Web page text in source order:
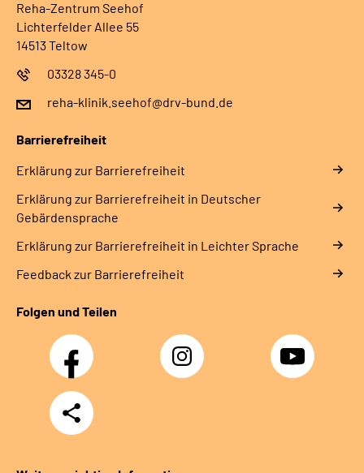
Reha-Zentrum Seehof
Lichterfelder Allee 55
14513 Teltow
03328 345-0
reha-klinik.seehof@drv-bund.de
Barrierefreiheit
Erklärung zur Barrierefreiheit
Erklärung zur Barrierefreiheit in Deutscher
Gebärdensprache
Erklärung zur Barrierefreiheit in Leichter Sprache
Feedback zur Barrierefreiheit
Folgen und Teilen
Facebook Instagram YouTube
Teilen